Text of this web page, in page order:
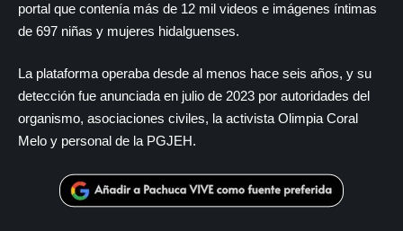
portal que contenía más de 12 mil videos e imágenes íntimas
de 697 niñas y mujeres hidalguenses.
La plataforma operaba desde al menos hace seis años, y su
detección fue anunciada en julio de 2023 por autoridades del
organismo, asociaciones civiles, la activista Olimpia Coral
Melo y personal de la PGJEH.